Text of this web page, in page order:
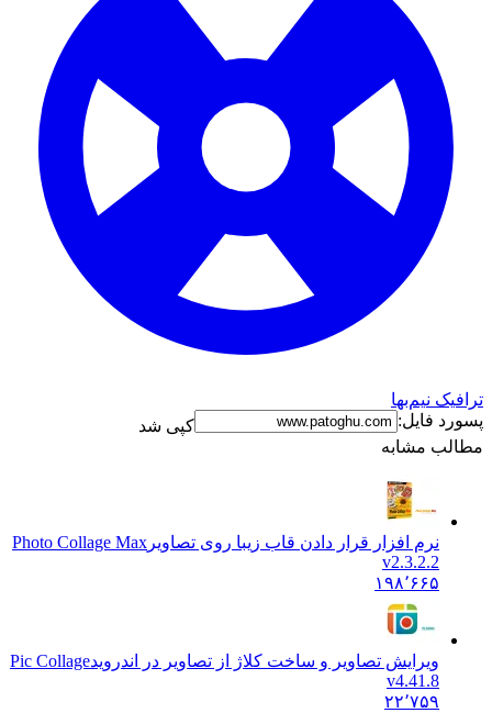
نیم‌بها
فایل:
کپی شد
مشابه
نرم افزار قرار دادن قاب زیبا روی تصاویر Photo Collage Max
v2.3.2.2
۱۹۸٬۶۶۵
ویرایش تصاویر و ساخت کلاژ از تصاویر در اندروید
Pic Collage
v4.41.8
۲۲٬۷۵۹